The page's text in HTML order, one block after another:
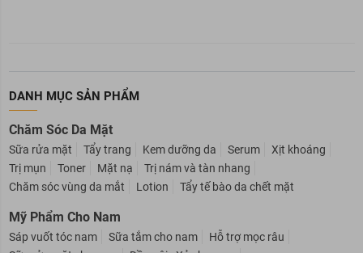
DANH MỤC SẢN PHẨM
Chăm Sóc Da Mặt
Sữa rửa mặt Tẩy trang Kem dưỡng da Serum
Xịt khoáng
Trị mụn
Toner Mặt nạ
Trị nám và tàn nhang
Chăm sóc vùng da mắt
Lotion Tẩy tế bào da chết mặt
Mỹ Phẩm Cho Nam
Sáp vuốt tóc nam Sữa tắm cho nam
Hỗ trợ mọc râu